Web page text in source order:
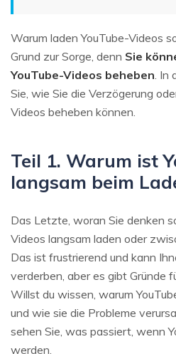
Warum laden YouTube-Videos
Grund zur Sorge, denn Sie
YouTube-Videos beheben .
Sie, wie Sie die Verzögerung
Videos beheben können.
Teil 1. Warum ist
langsam beim
Das Letzte, woran Sie denken
Videos langsam laden oder
Das ist frustrierend und kann
verderben, aber es gibt Gründe
Willst du wissen, warum
und wie sie die Probleme
sehen Sie, was passiert, wenn
werden.